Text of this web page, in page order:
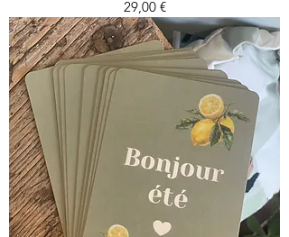
Prix
29,00 €